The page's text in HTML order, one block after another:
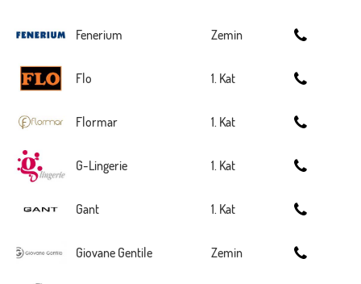
Fenerium Zemin
Flo 1. Kat
Flormar 1. Kat
G-Lingerie 1. Kat
Gant 1. Kat
Giovane Gentile Zemin